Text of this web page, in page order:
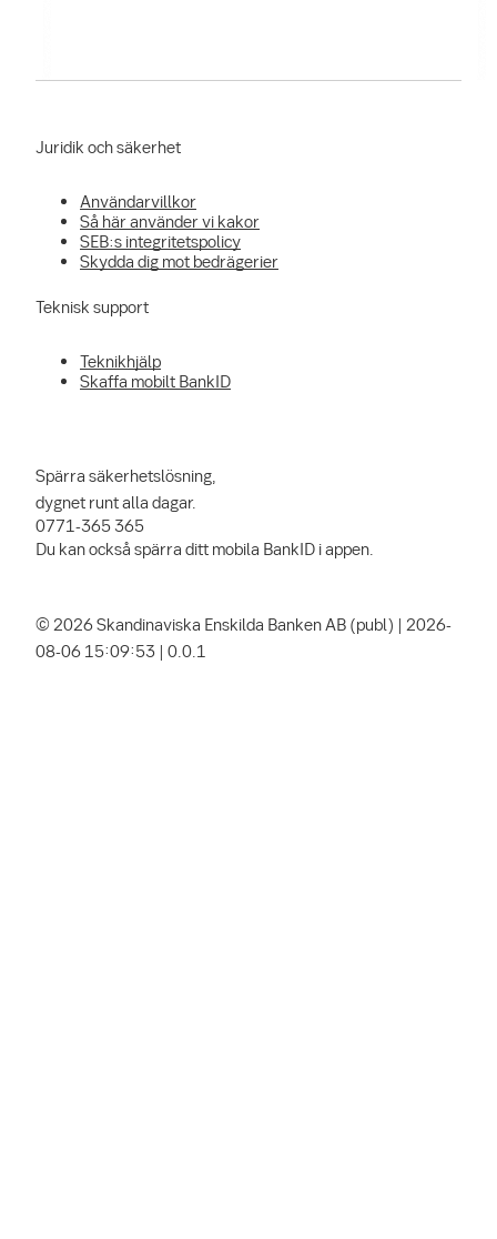
Juridik och säkerhet
Användarvillkor
Så här använder vi kakor
SEB:s integritetspolicy
Skydda dig mot bedrägerier
Teknisk support
Teknikhjälp
Skaffa mobilt BankID
Spärra säkerhetslösning,
dygnet runt alla dagar.
0771-365 365
Du kan också spärra ditt mobila BankID i appen.
© 2026 Skandinaviska Enskilda Banken AB (publ) | 2026-
08-06 15:09:53 | 0.0.1